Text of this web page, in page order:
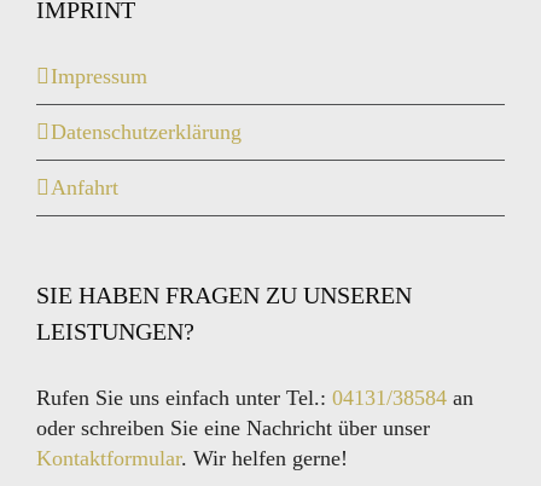
IMPRINT
Impressum
Datenschutzerklärung
Anfahrt
SIE HABEN FRAGEN ZU UNSEREN
LEISTUNGEN?
Rufen Sie uns einfach unter Tel.: 04131/38584 an
oder schreiben Sie eine Nachricht über unser
Kontaktformular. Wir helfen gerne!